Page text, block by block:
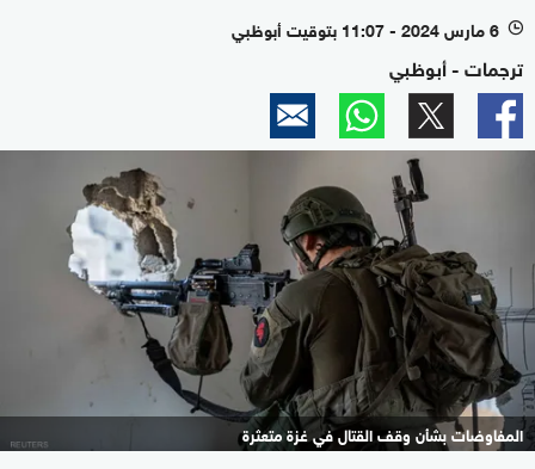
l 6 مارس 2024 - 11:07 بتوقيت أبوظبي
ترجمات - أبوظبي
المفاوضات بشأن وقف القتال في غزة متعثرة